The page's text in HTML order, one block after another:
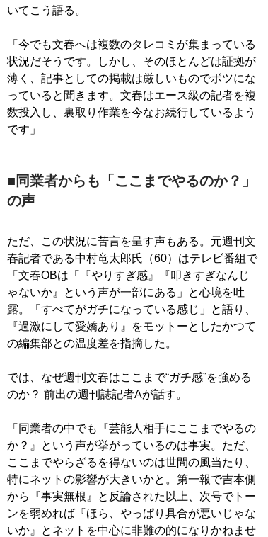
いてこう語る。
「今でも文春へは複数のタレコミが集まっている
状況だそうです。しかし、そのほとんどは証拠が
薄く、記事としての掲載は厳しいものでボツにな
っていると聞きます。文春はエース級の記者を複
数投入し、裏取り作業を今なお続行しているよう
です」
■同業者からも「ここまでやるのか？」
の声
ただ、この状況に苦言を呈す声もある。元週刊文
春記者である中村竜太郎氏（60）はテレビ番組で
「文春OBは「『やりすぎ感』『叩きすぎなんじ
ゃないか』という声が一部にある」と心境を吐
露。「すべてがガチになっている感じ」と語り、
『過激にして愛嬌あり』をモットーとしたかつて
の編集部との温度差を指摘した。
では、なぜ週刊文春はここまで“ガチ感”を強める
のか？ 前出の週刊誌記者Aが話す。
「同業者の中でも『芸能人相手にここまでやるの
か？』という声が挙がっているのは事実。ただ、
ここまでやらざるを得ないのは世間の風当たり、
特にネットの影響が大きいかと。第一報で吉本側
から『事実無根』と反論された以上、次号でトー
ンを弱めれば『ほら、やっぱり具合が悪いじゃな
いか』とネットを中心に非難の的になりかねませ